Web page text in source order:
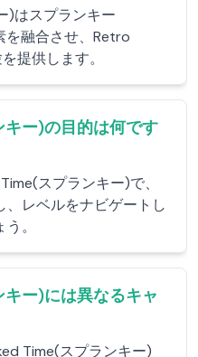
)はスプランキー
融合させ、Retro
提供します。
ー)の目的は何です
スプランキー)で、
レベルをナビゲートし
。
ー)には異なるキャ
Time(スプランキー)